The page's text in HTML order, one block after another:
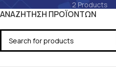
2 Products
ΑΝΑΖΗΤΗΣΗ ΠΡΟΪΟΝΤΩΝ